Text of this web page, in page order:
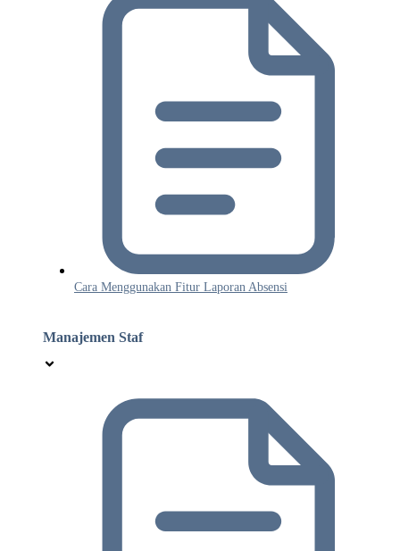
Cara Menggunakan Fitur Laporan Absensi
Manajemen Staf